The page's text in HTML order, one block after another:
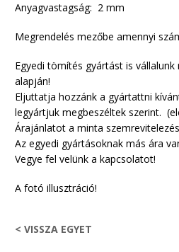
Anyagvastagság: 2 mm
Megrendelés mezőbe amennyi
Egyedi tömítés gyártást is
alapján!
Eljuttatja hozzánk a gyártattni
legyártjuk megbeszéltek szerint.
Árajánlatot a minta
Az egyedi gyártásoknak más ára
Vegye fel velünk a kapcsolatot!
A fotó illusztráció!
< VISSZA EGYET